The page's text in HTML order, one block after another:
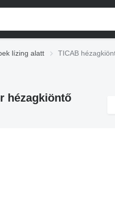
lízing alatt
TICAB
hézagkiöntő